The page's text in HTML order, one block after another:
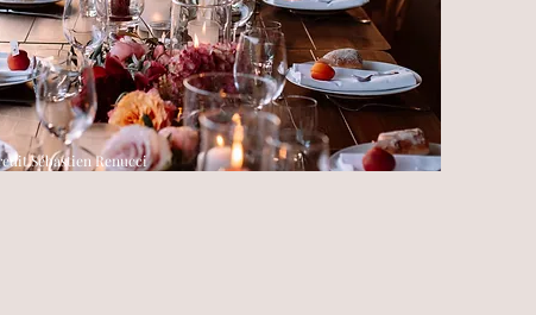
Sébastien Renucci